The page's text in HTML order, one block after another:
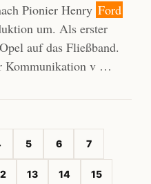
Pionier Henry Ford
um. Als erster
auf das Fließband.
Kommunikation v …
5 6 7
13 14 15